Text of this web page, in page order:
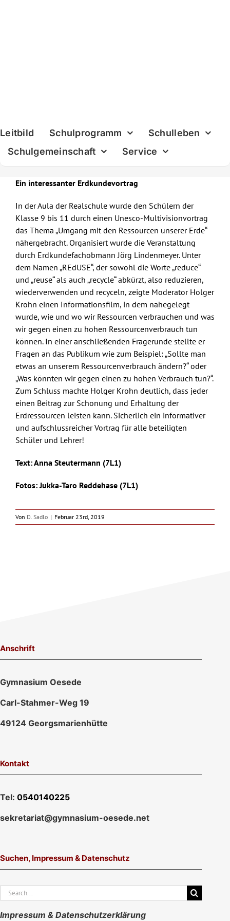
Leitbild Schulprogramm
Schulleben
Schulgemeinschaft
Service
Ein interessanter Erdkundevortrag
In der Aula der Realschule wurde den Schülern der
Klasse 9 bis 11 durch einen Unesco-Multivisionvortrag
das Thema „Umgang mit den Ressourcen unserer Erde“
nähergebracht. Organisiert wurde die Veranstaltung
durch Erdkundefachobmann Jörg Lindenmeyer. Unter
dem Namen „REdUSE“, der sowohl die Worte „reduce“
und „reuse“ als auch „recycle“ abkürzt, also reduzieren,
wiederverwenden und recyceln, zeigte Moderator Holger
Krohn einen Informationsfilm, in dem nahegelegt
wurde, wie und wo wir Ressourcen verbrauchen und was
wir gegen einen zu hohen Ressourcenverbrauch tun
können. In einer anschließenden Fragerunde stellte er
Fragen an das Publikum wie zum Beispiel: „Sollte man
etwas an unserem Ressourcenverbrauch ändern?“ oder
„Was könnten wir gegen einen zu hohen Verbrauch tun?“.
Zum Schluss machte Holger Krohn deutlich, dass jeder
einen Beitrag zur Schonung und Erhaltung der
Erdressourcen leisten kann. Sicherlich ein informativer
und aufschlussreicher Vortrag für alle beteiligten
Schüler und Lehrer!
Text: Anna Steutermann (7L1)
Fotos: Jukka-Taro Reddehase (7L1)
Von D. Sadlo | Februar 23rd, 2019
Anschrift
Gymnasium Oesede
Carl-Stahmer-Weg 19
49124 Georgsmarienhütte
Kontakt
Tel: 0540140225
sekretariat@gymnasium-oesede.net
Suchen, Impressum & Datenschutz
Suche
nach:
Impressum & Datenschutzerklärung